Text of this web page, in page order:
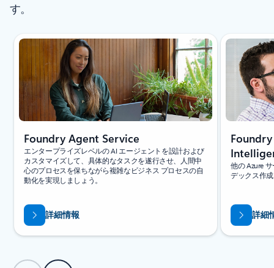
す。
Foundry Agent Service
エンタープライズレベルの AI エージェントを設計および
カスタマイズして、具体的なタスクを遂行させ、人間中
心のプロセスを保ちながら複雑なビジネス プロセスの自
動化を実現しましょう。
詳細情報
他の Azure
デックス作
詳細